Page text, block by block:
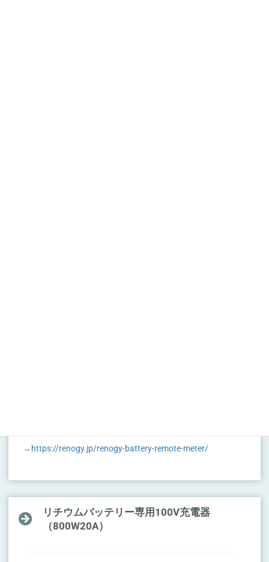
→ https://renogy.jp/renogy-battery-remote-meter/
リチウムバッテリー専用100V充電器
（800W20A）